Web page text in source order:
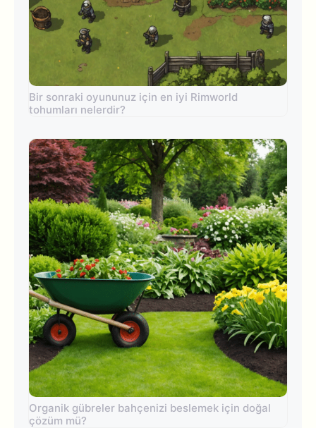
Bir sonraki oyununuz için en iyi Rimworld
tohumları nelerdir?
Organik gübreler bahçenizi beslemek için doğal
çözüm mü?